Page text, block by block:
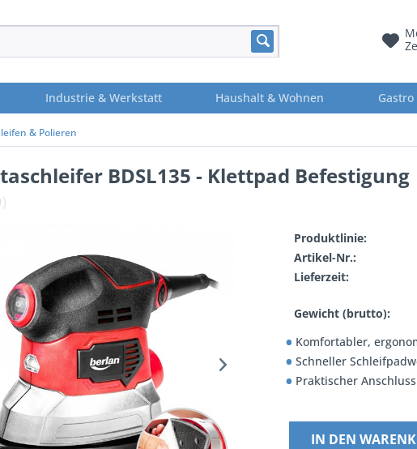
Industrie & Werkstatt Haushalt & Wohnen
& Polieren
BDSL135 - Klettpad Befestigung
)
Produktlinie:
Artikel-Nr.:
Lieferzeit:
Gewicht (brutto):
Komfortabler,
Schneller
Praktischer
IN DEN